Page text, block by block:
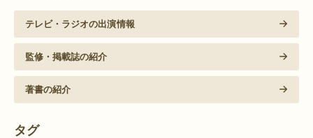
テレビ・ラジオの出演情報
監修・掲載誌の紹介
著書の紹介
タグ